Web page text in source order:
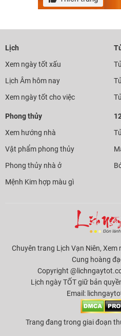
Lịch
Xem ngày tốt xấu
Lịch Âm hôm nay
Xem ngày tốt cho việc
Phong thủy
Xem hướng nhà
Vật phẩm phong thủy
Phong thủy nhà ở
Mệnh Kim hợp màu gì
Chuyên trang Lịch Vạn Niên,
Cung hoàng
Copyright
Lịch ngày TỐT giữ bản
Email:
Trang đang trong giai đoạn